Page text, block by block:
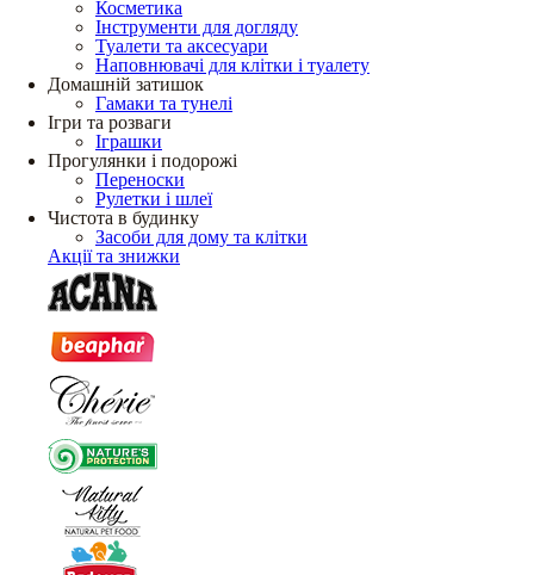
Косметика
Інструменти для догляду
Туалети та аксесуари
Наповнювачі для клітки і туалету
Домашній затишок
Гамаки та тунелі
Ігри та розваги
Іграшки
Прогулянки і подорожі
Переноски
Рулетки і шлеї
Чистота в будинку
Засоби для дому та клітки
Акції та знижки